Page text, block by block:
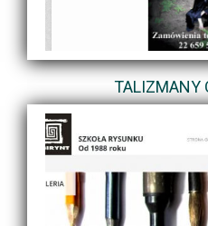
TALIZMANY